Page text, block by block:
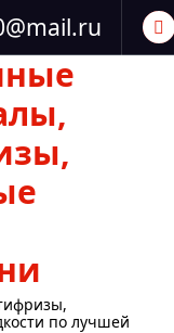
по лучшей